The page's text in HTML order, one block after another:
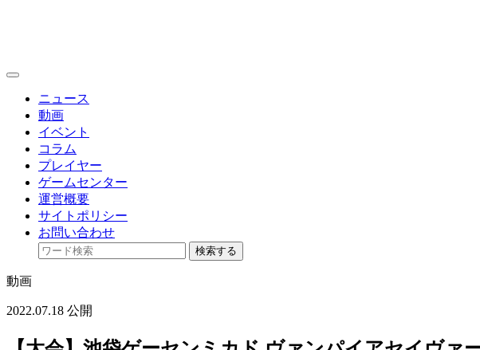
toggle
ニュース
動画
イベント
コラム
プレイヤー
ゲームセンター
運営概要
サイトポリシー
お問い合わせ
検索する
動画
2022.07.18 公開